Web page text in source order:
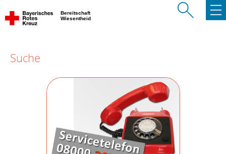
Bereitschaft
Wiesentheid
Suche